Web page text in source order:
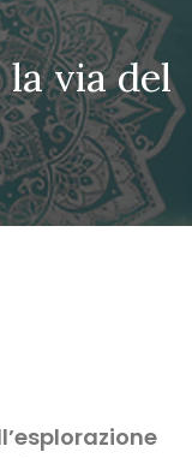
la via del